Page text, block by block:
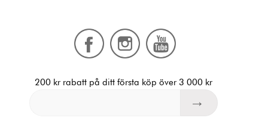
200 kr rabatt på ditt första köp över 3 000 kr